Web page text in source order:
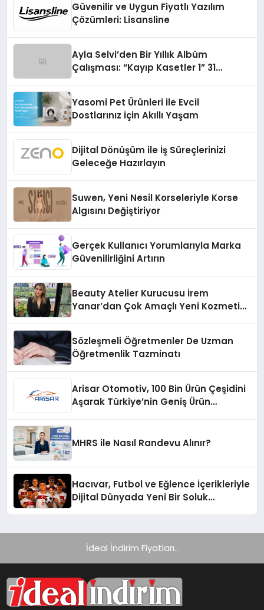
Güvenilir ve Uygun Fiyatlı Yazılım
Çözümleri: Lisansline
Ayla Selvi’den Bir Yıllık Albüm
Çalışması: “Kayıp Kasetler 1” 31
Yasomi Pet Ürünleri ile Evcil
Dostlarınız İçin Akıllı Yaşam
Dijital Dönüşüm ile İş Süreçlerinizi
Geleceğe Hazırlayın
Suwen, Yeni Nesil Korseleriyle Korse
Algısını Değiştiriyor
Gerçek Kullanıcı Yorumlarıyla Marka
Güvenilirliğini Artırın
Beauty Atelier Kurucusu İrem
Yanar’dan Çok Amaçlı Yeni Kozmetik
Sözleşmeli Öğretmenler De Uzman
Öğretmenlik Tazminatı
Arisar Otomotiv, 100 Bin Ürün Çeşidini
Aşarak Türkiye’nin Geniş Ürün
MHRS ile Nasıl Randevu Alınır?
Hacıvar, Futbol ve Eğlence İçerikleriyle
Dijital Dünyada Yeni Bir Soluk
İdeal İndirim Fiyatları..